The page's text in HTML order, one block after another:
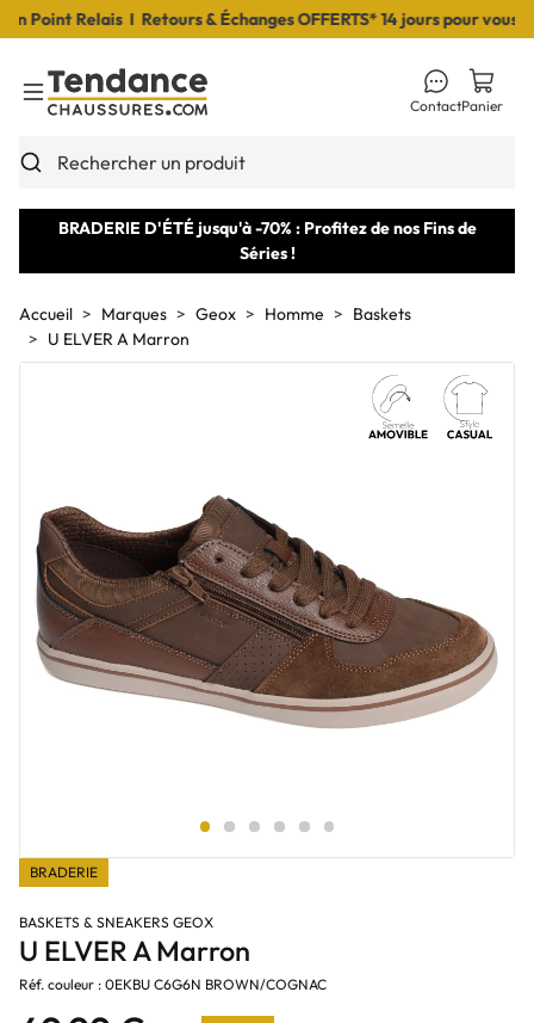
Point Relais I Retours & Échanges OFFERTS* 14 jours pour vous
Toggle Menu
Rechercher un produit
ContactPanier
BRADERIE D'ÉTÉ jusqu'à -70% : Profitez de nos Fins de
Séries !
Accueil Marques Geox Homme
Baskets
U ELVER A Marron
BRADERIE
BASKETS & SNEAKERS GEOX
U ELVER A Marron
Réf. couleur : 0EKBU C6G6N BROWN/COGNAC